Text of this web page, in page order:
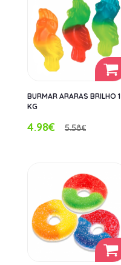
BURMAR ARARAS BRILHO 1
KG
4.98€ 5.58€